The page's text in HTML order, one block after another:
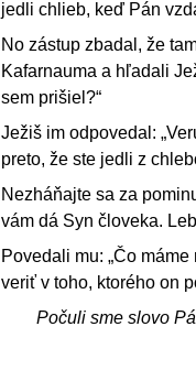
jedli chlieb, keď Pán
No zástup zbadal, že
Kafarnauma a hľadali
sem prišiel?“
Ježiš im odpovedal:
preto, že ste jedli z
Nezháňajte sa za
vám dá Syn človeka.
Povedali mu: „Čo
veriť v toho, ktorého on
Počuli sme slovo